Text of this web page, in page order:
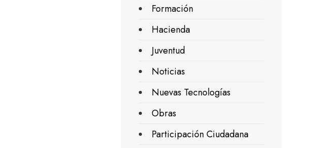
Formación
Hacienda
Juventud
Noticias
Nuevas Tecnologías
Obras
Participación Ciudadana